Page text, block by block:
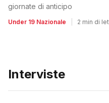
giornate di anticipo
Under 19 Nazionale 2 min di
Interviste